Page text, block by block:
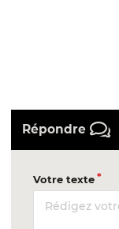
Répondre
Votre texte